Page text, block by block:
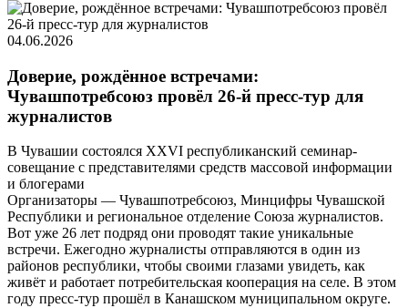
04.06.2026
Доверие, рождённое встречами:
Чувашпотребсоюз провёл 26-й пресс-тур для
журналистов
В Чувашии состоялся XXVI республиканский семинар-
совещание с представителями средств массовой информации
и блогерами
Организаторы — Чувашпотребсоюз, Минцифры Чувашской
Республики и региональное отделение Союза журналистов.
Вот уже 26 лет подряд они проводят такие уникальные
встречи. Ежегодно журналисты отправляются в один из
районов республики, чтобы своими глазами увидеть, как
живёт и работает потребительская кооперация на селе. В этом
году пресс-тур прошёл в Канашском муниципальном округе.